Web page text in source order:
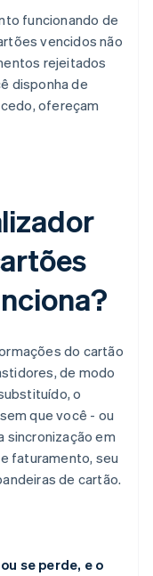
funcionando de
vencidos não
rejeitados
disponha de
ofereçam
do cartão
de modo
o
que você - ou
sincronização em
faturamento, seu
de cartão.
se perde, e o